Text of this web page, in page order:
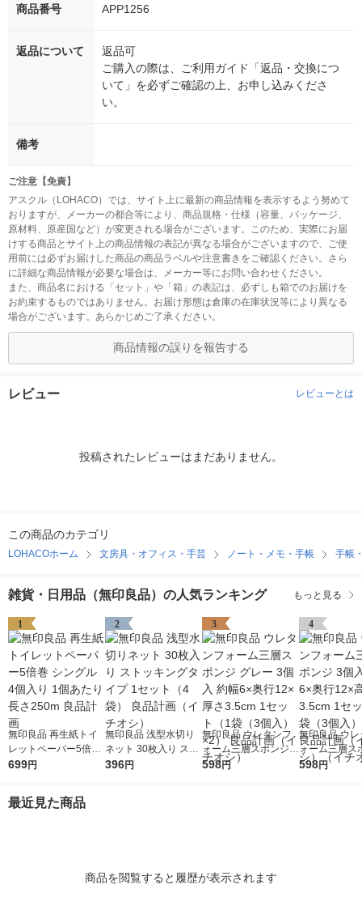
商品番号 APP1256
返品について
返品可
ご購入の際は、ご利用ガイド「返品・交換につ
いて」を必ずご確認の上、お申し込みくださ
い。
備考
ご注意【免責】
アスクル（LOHACO）では、サイト上に最新の商品情報を表示するよう努めて
おりますが、メーカーの都合等により、商品規格・仕様（容量、パッケージ、
原材料、原産国など）が変更される場合がございます。このため、実際にお届
けする商品とサイト上の商品情報の表記が異なる場合がございますので、ご使
用前には必ずお届けした商品の商品ラベルや注意書きをご確認ください。さら
に詳細な商品情報が必要な場合は、メーカー等にお問い合わせください。
また、商品名における「セット」や「箱」の表記は、必ずしも箱でのお届けを
お約束するものではありません。お届け形態は倉庫の在庫状況等により異なる
場合がございます。あらかじめご了承ください。
商品情報の誤りを報告する
レビュー レビューとは
投稿されたレビューはまだありません。
この商品のカテゴリ
LOHACOホーム 文房具・オフィス・手芸 ノート・メモ・手帳 手帳
雑貨・日用品（無印良品）の人気ランキング もっと見る
1
無印良品 再生紙トイ
レットペーパー5倍巻
シングル 4個入り 1個
699円
2
無印良品 浅型水切り
ネット 30枚入り スト
ッキングタイプ 1セッ
396円
3
無印良品 ウレタンフ
ォーム三層スポンジ
グレー 3個入 約幅6×
598円
4
無印良品 ウレ
ォーム三層ス
個入 約幅6×
598円
最近見た商品
商品を閲覧すると履歴が表示されます